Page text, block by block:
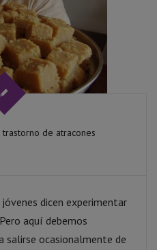
de atracones
dicen experimentar
aquí debemos
salirse ocasionalmente de